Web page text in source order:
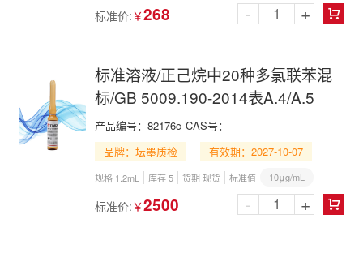
标准价: ￥268 
- +
标准溶液/正己烷中20种多氯联苯混
标/GB 5009.190-2014表A.4/A.5
产品编号： 82176c CAS号：
品牌：坛墨质检
有效期：2027-10-07
规格 1.2mL 库存 5 货期 现货 标准值 10μg/mL
标准价: ￥2500 
- +